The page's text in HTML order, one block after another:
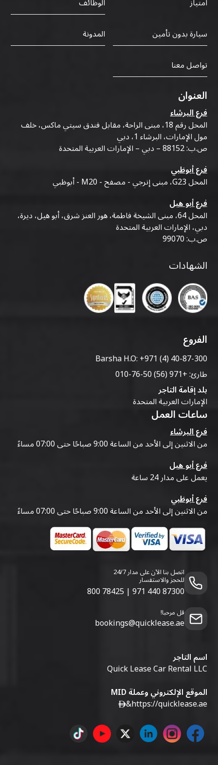
سيارة بدون تأمين
المدونة
تواصل معنا
العنوان
فرع البرشاء
المحل رقم 18، مبنى الراحة، مقابل فندق سيتي ماكس، خلف
مول الإمارات، البرشاء 1، دبي
ص.ب: 88152 – دبي – الإمارات العربية المتحدة
فرع أبوظبي
المحل G23، مبنى إنرجي - مصفح - M20 - أبوظبي
فرع أبو هيل
المحل 64، مبنى الشيخة فاطمة، هور العنز شرق، أبو هيل، ديرة،
دبي، الإمارات العربية المتحدة
ص.ب: 99070
الشهادات
الفروع
Barsha H.O:+971 (4) 40-87-300
طارئ:+971 (56) 50-76-010
بلد إقامة التاجر
الإمارات العربية المتحدة
ساعات العمل
فرع البرشاء
من الاثنين إلى الأحد من الساعة 9:00 صباحًا حتى 07:00 مساءً
فرع أبو هيل
يعمل على مدار 24 ساعة
فرع أبوظبي
من الاثنين إلى الأحد من الساعة 9:00 صباحًا حتى 07:00 مساءً
اتصل بنا الآن على مدار 24/7
للحجز والاستفسار
800 78425 | 971 440 87300
قل مرحبا!
bookings@quicklease.ae
اسم التاجر
Quick Lease Car Rental LLC
الموقع الإلكتروني وعملة MID
https://quicklease.ae
&